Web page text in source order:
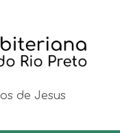
de Jesus